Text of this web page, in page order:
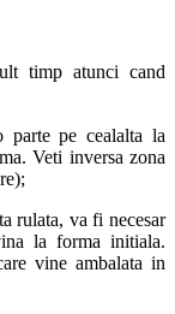
timp atunci cand
parte pe cealalta la
Veti inversa zona
rulata, va fi necesar
la forma initiala.
vine ambalata in